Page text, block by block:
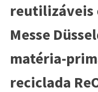
reutilizáveis
Messe
matéria-
reciclada